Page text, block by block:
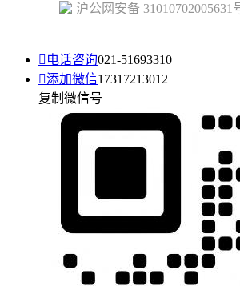
沪公网安备 31010702005631
 电话咨询021-51693310
添加微信17317213012
复制微信号